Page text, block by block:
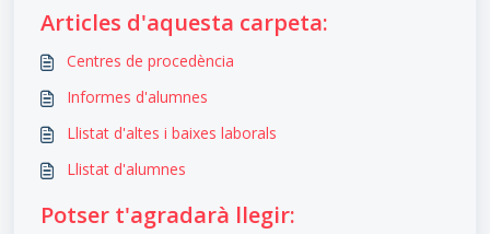
Articles d'aquesta carpeta:
Centres de procedència
Informes d'alumnes
Llistat d'altes i baixes laborals
Llistat d'alumnes
Potser t'agradarà llegir: